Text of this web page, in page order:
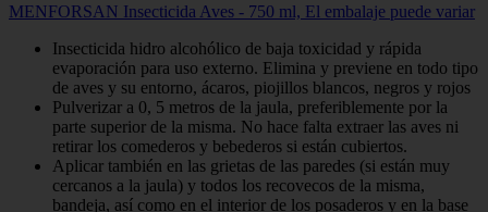
MENFORSAN Insecticida Aves - 750 ml, El embalaje puede variar
Insecticida hidro alcohólico de baja toxicidad y rápida
evaporación para uso externo. Elimina y previene en todo tipo
de aves y su entorno, ácaros, piojillos blancos, negros y rojos
Pulverizar a 0, 5 metros de la jaula, preferiblemente por la
parte superior de la misma. No hace falta extraer las aves ni
retirar los comederos y bebederos si están cubiertos.
Aplicar también en las grietas de las paredes (si están muy
cercanos a la jaula) y todos los recovecos de la misma,
bandeja, así como en el interior de los posaderos y en la base